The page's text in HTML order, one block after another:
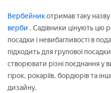
Вербейникотримав таку
верби . Садівники цінують цю
посадки і невибагливості в
підходить для групової
створювати різні поєднання у
гірок, рокаріїв, бордюрів та
дизайну.